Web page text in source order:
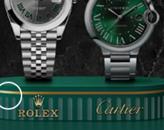
Skip to Main Content